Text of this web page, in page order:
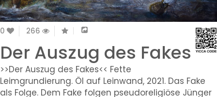
0 266
Der Auszug des Fakes
>>Der Auszug des Fakes<< Fette
Leimgrundierung. Öl auf Leinwand, 2021. Das Fake
als Folge. Dem Fake folgen pseudoreligiöse Jünger